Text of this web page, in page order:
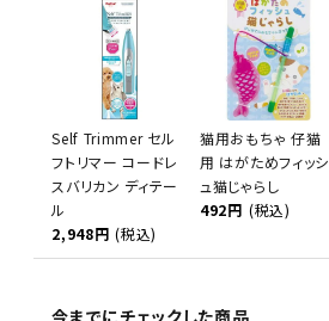
Self Trimmer セル
フトリマー コードレ
スバリカン ディテー
ル
2,948円 (税込)
猫用おもちゃ 仔猫
用 はがためフィッシ
ュ猫じゃらし
492円 (税込)